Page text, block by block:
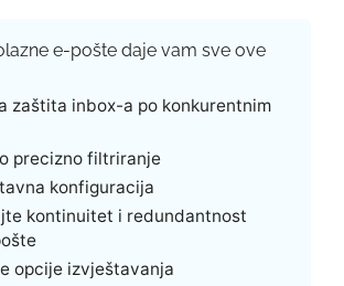
e-pošte daje vam sve ove
zaštita inbox-a po konkurentnim
precizno filtriranje
konfiguracija
kontinuitet i redundantnost
opcije izvještavanja